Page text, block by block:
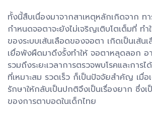
ทั้งนี้สืบเนื่องมาจากสาเหตุหลักเกิดจาก ท
กำหนดจอตาจะยังไม่เจริญเติบโตเต็มที่ ท
ของระบบเส้นเลือดของจอตา เกิดเป็นเส้น
เยื่อพังผืดมาดึงรั้งทำให้ จอตาหลุดลอก อ
รวมถึงระยะเวลาการตรวจพบโรคและการไ
ที่เหมาะสม รวดเร็ว ก็เป็นปัจจัยสำคัญ เมื่อ
รักษาให้กลับเป็นปกติจึงเป็นเรื่องยาก ซึ่ง
ของการตาบอดในเด็กไทย